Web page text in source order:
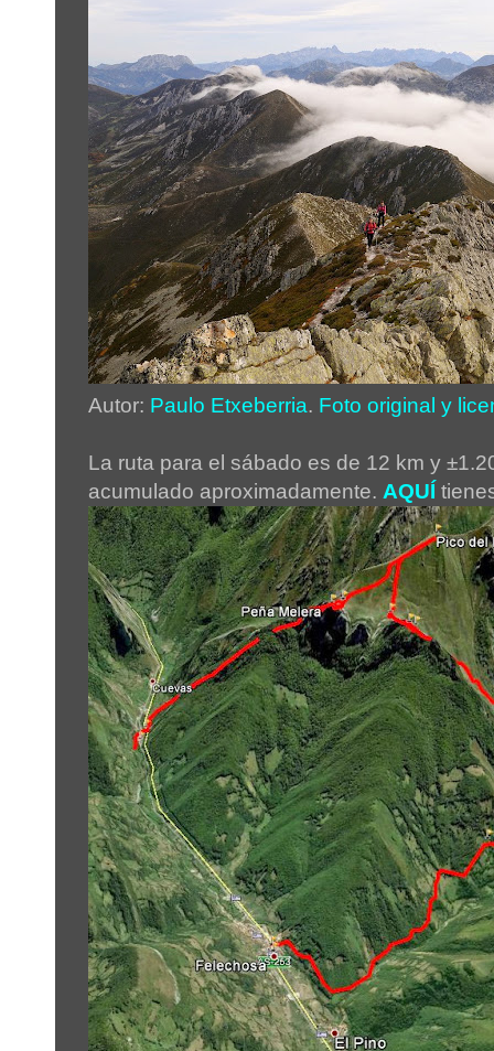
Autor: Paulo Etxeberria. Foto original y
La ruta para el sábado es de 12 km y
acumulado aproximadamente. AQUÍ